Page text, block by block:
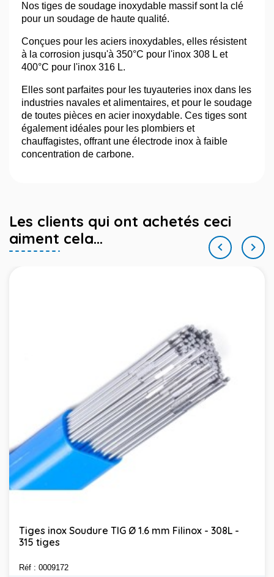
Nos tiges de soudage inoxydable massif sont la clé
pour un soudage de haute qualité.
Conçues pour les aciers inoxydables, elles résistent
à la corrosion jusqu'à 350°C pour l'inox 308 L et
400°C pour l'inox 316 L.
Elles sont parfaites pour les tuyauteries inox dans les
industries navales et alimentaires, et pour le soudage
de toutes pièces en acier inoxydable. Ces tiges sont
également idéales pour les plombiers et
chauffagistes, offrant une électrode inox à faible
concentration de carbone.
Les clients qui ont achetés ceci
aiment cela...

Tiges inox Soudure TIG Ø 1.6 mm Filinox - 308L -
315 tiges
Réf : 0009172
